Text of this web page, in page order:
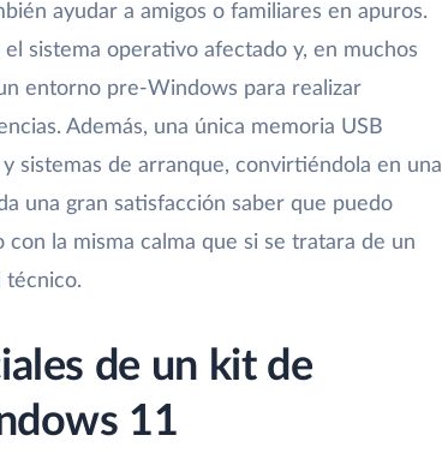
ayudar a amigos o familiares en apuros.
sistema operativo afectado y, en muchos
entorno pre-Windows para realizar
Además, una única memoria USB
sistemas de arranque, convirtiéndola en una
una gran satisfacción saber que puedo
la misma calma que si se tratara de un
técnico.
de un kit de
11